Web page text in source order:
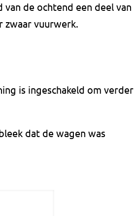
van de ochtend een deel van
vuurwerk.
is ingeschakeld om verder
dat de wagen was